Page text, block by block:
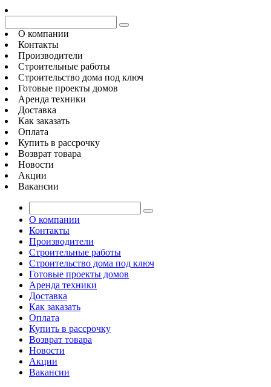
О компании
Контакты
Производители
Строительные работы
Строительство дома под ключ
Готовые проекты домов
Аренда техники
Доставка
Как заказать
Оплата
Купить в рассрочку
Возврат товара
Новости
Акции
Вакансии
О компании
Контакты
Производители
Строительные работы
Строительство дома под ключ
Готовые проекты домов
Аренда техники
Доставка
Как заказать
Оплата
Купить в рассрочку
Возврат товара
Новости
Акции
Вакансии